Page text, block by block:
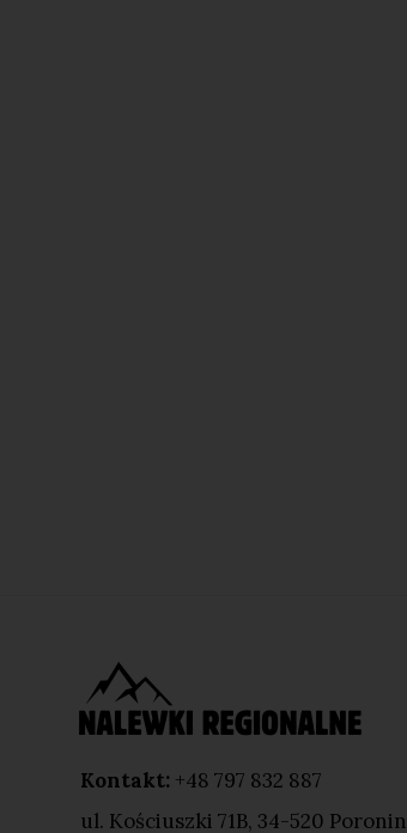
Kontakt: +48 797 832 887
ul. Kościuszki 71B, 34-520 Poronin